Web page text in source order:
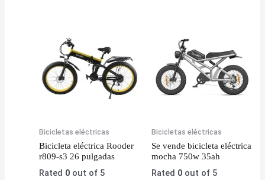
Bicicletas eléctricas
Bicicleta eléctrica Rooder
r809-s3 26 pulgadas
Rated 0 out of 5
Bicicletas eléctricas
Se vende bicicleta eléctrica
mocha 750w 35ah
Rated 0out of 5